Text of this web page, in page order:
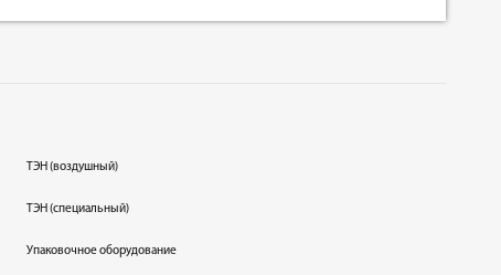
ТЭН (воздушный)
ТЭН (специальный)
Упаковочное оборудование